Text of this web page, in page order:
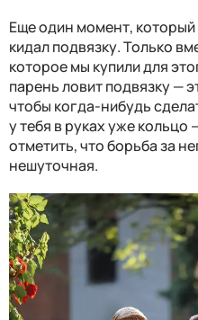
Еще один момент, который
кидал подвязку. Только
которое мы купили для
парень ловит подвязку —
чтобы когда-нибудь
у тебя в руках уже кольцо
отметить, что борьба за
нешуточная.